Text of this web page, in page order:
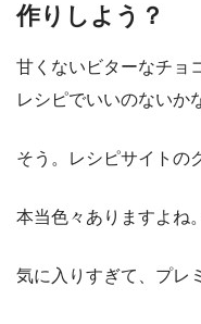
作りしよう？
甘くないビターなチョ
レシピでいいのないか
そう。レシピサイトの
本当色々ありますよね
気に入りすぎて、プレ